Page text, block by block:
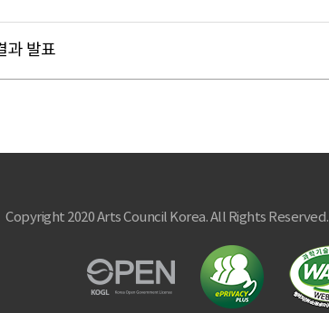
과 발표
Copyright 2020 Arts Council Korea. All Rights Reserved.